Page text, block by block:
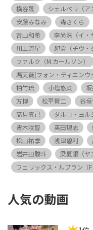
横谷晟
シェルベリ（ア
安藤みなみ
森さくら
吉山和希
李尚洙（イ・
川上流星
邱党（チウ・
ファルク（M.カールソン）
馮天薇(フォン・ティエンウ
柏竹琉
小塩悠菜
方博
松平賢二 谷
高見真己
ダルコ・ヨル
青木咲智
英田理志
松山祐季
浅津碧利
岩井田駿斗
梁夏銀（ヤ
フェリックス・ルブラン（F
人気の動画